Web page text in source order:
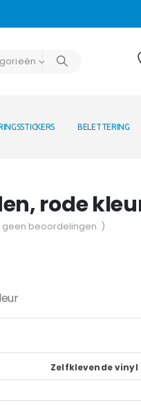
BELETTERING
rode
geen beoordelingen. )
Zelfklevende vinyl